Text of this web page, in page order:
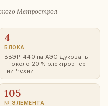
Мет­ро­строя
4
БЛОКА
ВВЭР-440 на АЭС Ду­ко­ва­ны
— около 20 % элек­тро­энер­
гии Чехии
105
№ ЭЛЕ­МЕН­ТА